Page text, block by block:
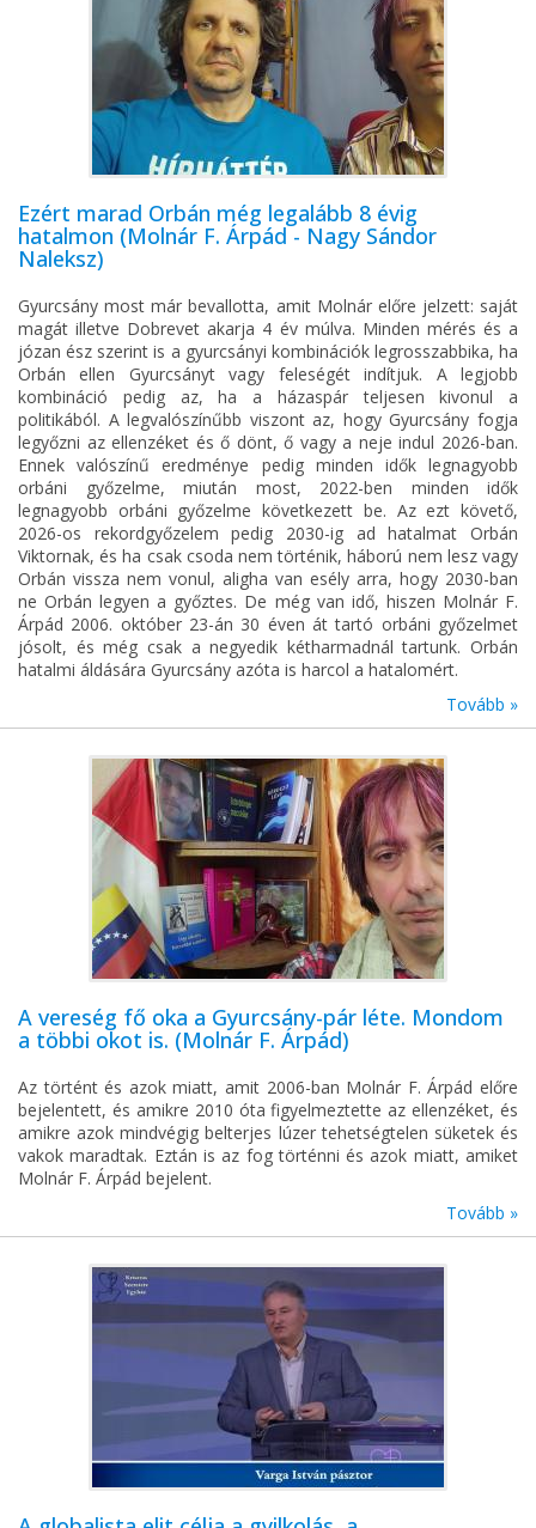
Ezért marad Orbán még legalább 8 évig
hatalmon (Molnár F. Árpád - Nagy Sándor
Naleksz)
Gyurcsány most már bevallotta, amit Molnár előre jelzett: saját
magát illetve Dobrevet akarja 4 év múlva. Minden mérés és a
józan ész szerint is a gyurcsányi kombinációk legrosszabbika, ha
Orbán ellen Gyurcsányt vagy feleségét indítjuk. A legjobb
kombináció pedig az, ha a házaspár teljesen kivonul a
politikából. A legvalószínűbb viszont az, hogy Gyurcsány fogja
legyőzni az ellenzéket és ő dönt, ő vagy a neje indul 2026-ban.
Ennek valószínű eredménye pedig minden idők legnagyobb
orbáni győzelme, miután most, 2022-ben minden idők
legnagyobb orbáni győzelme következett be. Az ezt követő,
2026-os rekordgyőzelem pedig 2030-ig ad hatalmat Orbán
Viktornak, és ha csak csoda nem történik, háború nem lesz vagy
Orbán vissza nem vonul, aligha van esély arra, hogy 2030-ban
ne Orbán legyen a győztes. De még van idő, hiszen Molnár F.
Árpád 2006. október 23-án 30 éven át tartó orbáni győzelmet
jósolt, és még csak a negyedik kétharmadnál tartunk. Orbán
hatalmi áldására Gyurcsány azóta is harcol a hatalomért.
Tovább »
A vereség fő oka a Gyurcsány-pár léte. Mondom
a többi okot is. (Molnár F. Árpád)
Az történt és azok miatt, amit 2006-ban Molnár F. Árpád előre
bejelentett, és amikre 2010 óta figyelmeztette az ellenzéket, és
amikre azok mindvégig belterjes lúzer tehetségtelen süketek és
vakok maradtak. Eztán is az fog történni és azok miatt, amiket
Molnár F. Árpád bejelent.
Tovább »